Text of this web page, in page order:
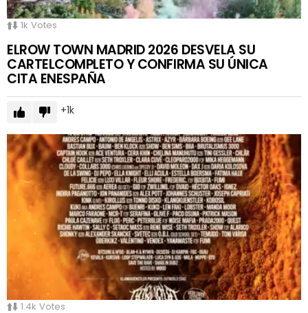
1k Votes
ELROW TOWN MADRID 2026 DESVELA SU
CARTELCOMPLETO Y CONFIRMA SU ÚNICA
CITA ENESPAÑA
1k
1.4k Votes